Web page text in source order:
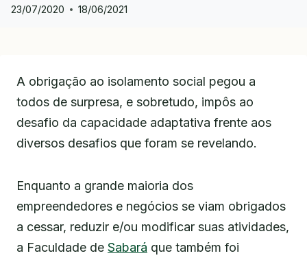
23/07/2020 18/06/2021
A obrigação ao isolamento social pegou a
todos de surpresa, e sobretudo, impôs ao
desafio da capacidade adaptativa frente aos
diversos desafios que foram se revelando.
Enquanto a grande maioria dos
empreendedores e negócios se viam obrigados
a cessar, reduzir e/ou modificar suas atividades,
a Faculdade de Sabará que também foi